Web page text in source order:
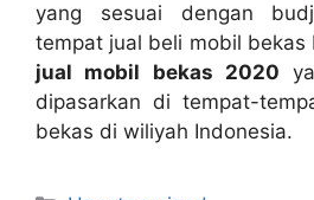
yang sesuai dengan
tempat jual beli mobil bekas
jual mobil bekas 2020
dipasarkan di tempat-
bekas di wiliyah Indonesia.